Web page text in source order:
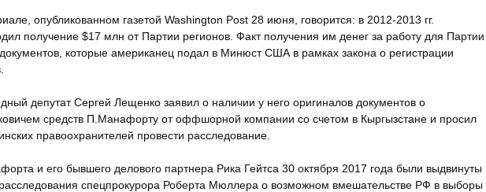
опубликованном газетой Washington Post 28 июня, говорится: в 2012-2013 гг.
получение $17 млн от Партии регионов. Факт получения им денег за работу для Партии
документов, которые американец подал в Минюст США в рамках закона о регистрации
депутат Сергей Лещенко заявил о наличии у него оригиналов документов о
средств П.Манафорту от оффшорной компании со счетом в Кыргызстане и просил
правоохранителей провести расследование.
и его бывшего делового партнера Рика Гейтса 30 октября 2017 года были выдвинуты
спецпрокурора Роберта Мюллера о возможном вмешательстве РФ в выборы